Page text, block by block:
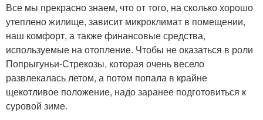
Все мы прекрасно знаем, что от того, на сколько хорошо
утеплено жилище, зависит микроклимат в помещении,
наш комфорт, а также финансовые средства,
используемые на отопление. Чтобы не оказаться в роли
Попрыгуньи-Стрекозы, которая очень весело
развлекалась летом, а потом попала в крайне
щекотливое положение, надо заранее подготовиться к
суровой зиме.